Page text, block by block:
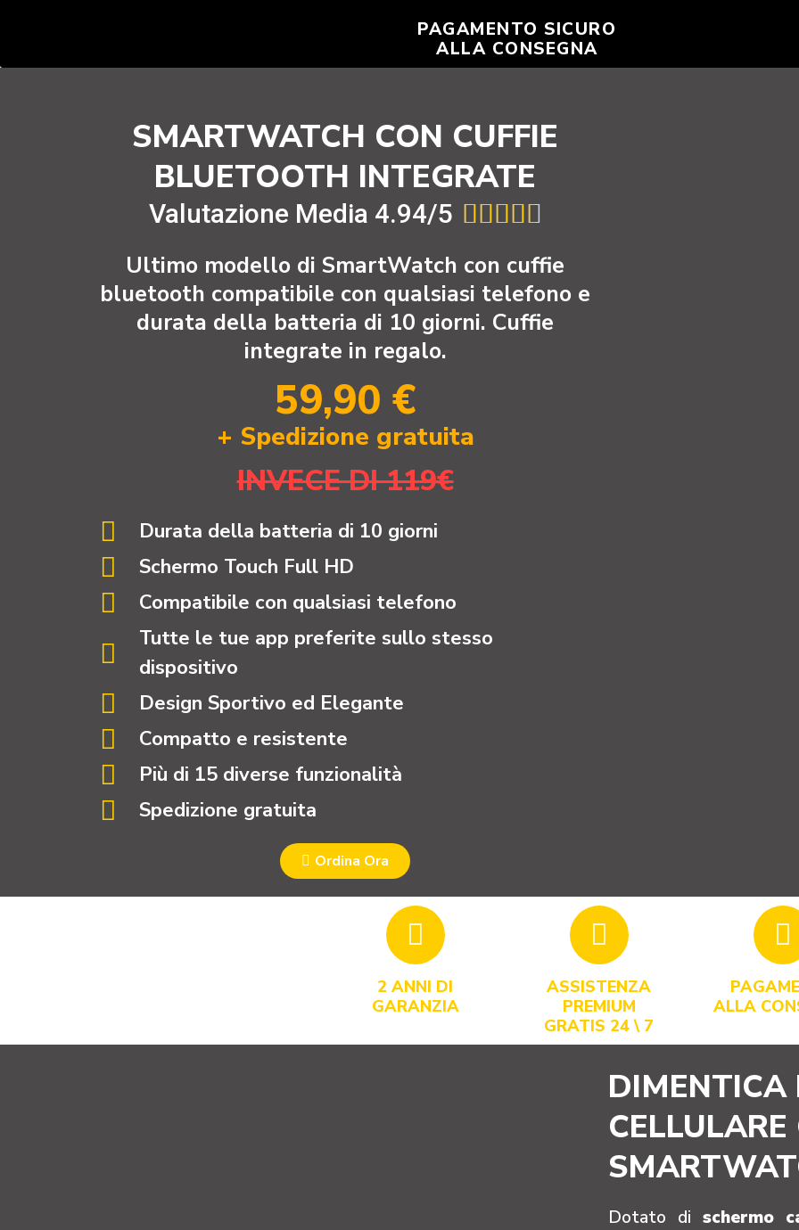
PAGAMENTO SICURO
ALLA CONSEGNA
SMARTWATCH CON CUFFIE
BLUETOOTH INTEGRATE
Valutazione Media 4.94/5 
Ultimo modello di SmartWatch con cuffie
bluetooth compatibile con qualsiasi telefono e
durata della batteria di 10 giorni. Cuffie
integrate in regalo.
59,90 €
+ Spedizione gratuita
INVECE DI 119€
Durata della batteria di 10 giorni
Schermo Touch Full HD
Compatibile con qualsiasi telefono
Tutte le tue app preferite sullo stesso
dispositivo
Design Sportivo ed Elegante
Compatto e resistente
Più di 15 diverse funzionalità
Spedizione gratuita
Ordina Ora
2 ANNI DI
GARANZIA
ASSISTENZA
PREMIUM
GRATIS 24 \ 7
ALLA
DIMENTICA
Dotato di schermo